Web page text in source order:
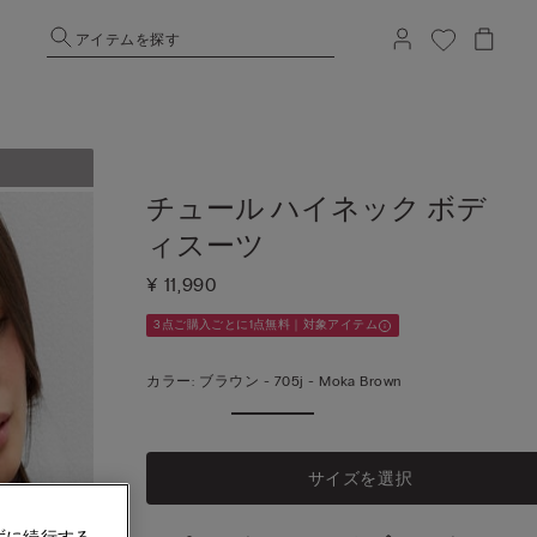
アイテムを探す
チュール ハイネック ボデ
ィスーツ
¥ 11,990
3点ご購入ごとに1点無料｜対象アイテム
カラー: ブラウン - 705j - Moka Brown
サイズを選択